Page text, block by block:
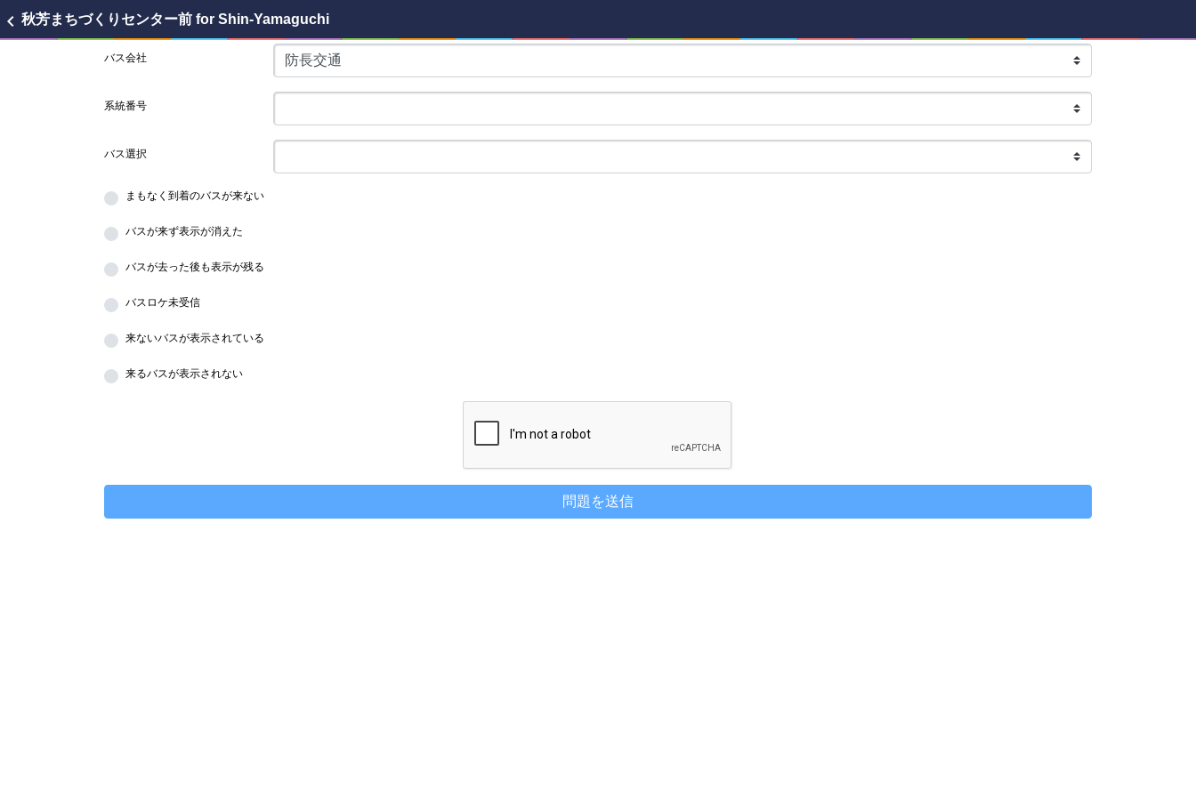
chevron_left 秋芳まちづくりセンター前 for Shin-Yamaguchi
バス会社
系統番号
バス選択
まもなく到着のバスが来ない
バスが来ず表示が消えた
バスが去った後も表示が残る
バスロケ未受信
来ないバスが表示されている
来るバスが表示されない
問題を送信